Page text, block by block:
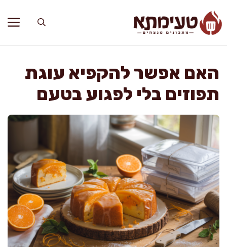
לתוכן
האם אפשר להקפיא עוגת
תפוזים בלי לפגוע בטעם